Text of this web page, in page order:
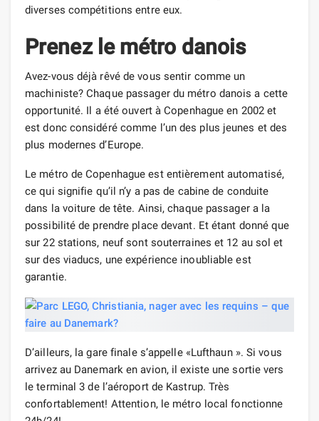
diverses compétitions entre eux.
Prenez le métro danois
Avez-vous déjà rêvé de vous sentir comme un
machiniste? Chaque passager du métro danois a cette
opportunité. Il a été ouvert à Copenhague en 2002 et
est donc considéré comme l’un des plus jeunes et des
plus modernes d’Europe.
Le métro de Copenhague est entièrement automatisé,
ce qui signifie qu’il n’y a pas de cabine de conduite
dans la voiture de tête. Ainsi, chaque passager a la
possibilité de prendre place devant. Et étant donné que
sur 22 stations, neuf sont souterraines et 12 au sol et
sur des viaducs, une expérience inoubliable est
garantie.
D’ailleurs, la gare finale s’appelle «Lufthaun ». Si vous
arrivez au Danemark en avion, il existe une sortie vers
le terminal 3 de l’aéroport de Kastrup. Très
confortablement! Attention, le métro local fonctionne